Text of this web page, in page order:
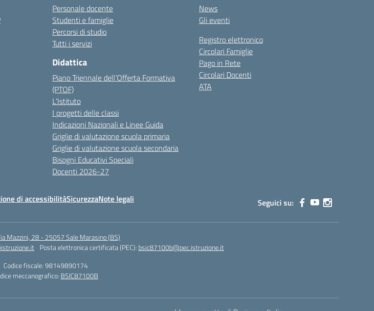
Personale docente
Studenti e famiglie
Percorsi di studio
Tutti i servizi
Didattica
Piano Triennale dell’Offerta Formativa
(PTOF)
L’Istituto
I progetti delle classi
Indicazioni Nazionali e Linee Guida
Griglie di valutazione scuola primaria
Griglie di valutazione scuola secondaria
Bisogni Educativi Speciali
Docenti 2026-27
News
Gli eventi
Registro elettronico
Circolari Famiglie
Pago in Rete
Circolari Docenti
ATA
di accessibilitàSicurezzaNote legali Seguici su:
Mazzini, 28 - 25057 Sale Marasino (BS)
Posta elettronica certificata (PEC): bsic87100b@pec.istruzione.it
Codice fiscale: 98149890174
meccanografico: BSIC87100B